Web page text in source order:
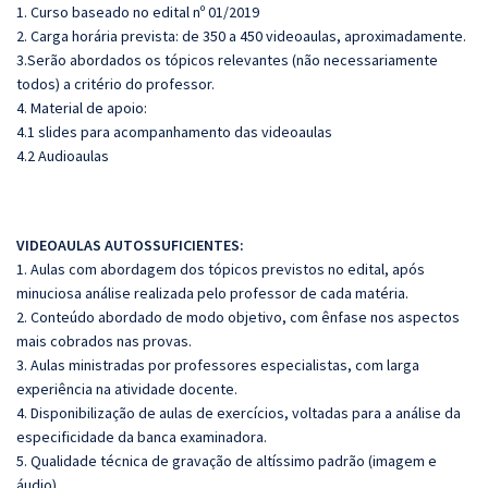
1. Curso baseado no edital nº 01/2019
2. Carga horária prevista: de 350 a 450 videoaulas, aproximadamente.
3.Serão abordados os tópicos relevantes (não necessariamente
todos) a critério do professor.
4. Material de apoio:
4.1 slides para acompanhamento das videoaulas
4.2 Audioaulas
VIDEOAULAS AUTOSSUFICIENTES:
1. Aulas com abordagem dos tópicos previstos no edital, após
minuciosa análise realizada pelo professor de cada matéria.
2. Conteúdo abordado de modo objetivo, com ênfase nos aspectos
mais cobrados nas provas.
3. Aulas ministradas por professores especialistas, com larga
experiência na atividade docente.
4. Disponibilização de aulas de exercícios, voltadas para a análise da
especificidade da banca examinadora.
5. Qualidade técnica de gravação de altíssimo padrão (imagem e